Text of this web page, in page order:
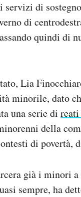
servizi di
di
quindi di
Lia
minorile, dato
una serie di
della
di povertà,
già i minori
sempre, ha